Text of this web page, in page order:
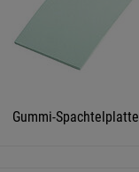
Gummi-Spachtelplatte